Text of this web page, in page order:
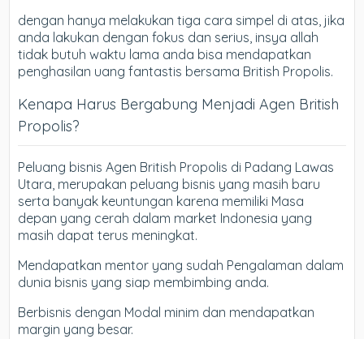
dengan hanya melakukan tiga cara simpel di atas, jika
anda lakukan dengan fokus dan serius, insya allah
tidak butuh waktu lama anda bisa mendapatkan
penghasilan uang fantastis bersama British Propolis.
Kenapa Harus Bergabung Menjadi Agen British
Propolis?
Peluang bisnis Agen British Propolis di Padang Lawas
Utara, merupakan peluang bisnis yang masih baru
serta banyak keuntungan karena memiliki Masa
depan yang cerah dalam market Indonesia yang
masih dapat terus meningkat.
Mendapatkan mentor yang sudah Pengalaman dalam
dunia bisnis yang siap membimbing anda.
Berbisnis dengan Modal minim dan mendapatkan
margin yang besar.